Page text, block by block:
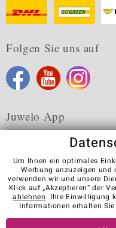
Folgen Sie uns auf
Juwelo App
Karriere AGB
Kontakt
Visit our
Um Ihnen ein optimales
Werbung anzuzeigen
verwenden wir und unsere
Klick auf „Akzeptieren“ der
ablehnen. Ihre Einwilligung
Informationen erhalten